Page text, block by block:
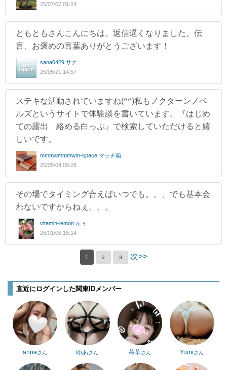
25/07/07 01:24
ともともさんこんにちは。返信遅くなりました。伝
言、お褒めの言葉ありがとうございます！
sana0429 サナ
25/05/21 14:57
ステキな活動されていますね(^^)私もノクターンノベ
ルズというサイトで体験談を書いています。『はじめ
ての露出 絡める白っぷ』で検索していただけると嬉
しいです。
mmmwmmmwm-space マッチ箱
25/05/04 09:28
その場でタイミング合えばいつでも。。、でも基本会
わないですからねぇ。。。
vitamin-lemon ゅぅ
25/01/06 15:14
1 2 3 次>>
直近にログインした関東IDメンバー
annaさん ゆあさん 苺華さん Yumiさん